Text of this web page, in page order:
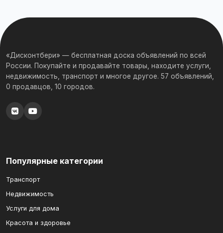
«Дисконтбери» — бесплатная доска объявлений по всей
России. Покупайте и продавайте товары, находите услуги,
недвижимость, транспорт и многое другое. 57 объявлений,
0 продавцов, 10 городов.
Популярные категории
Транспорт
Недвижимость
Услуги для дома
Красота и здоровье